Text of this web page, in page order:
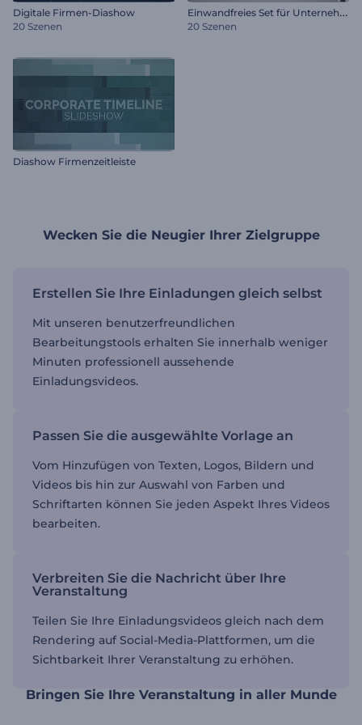
Digitale Firmen-Diashow
20 Szenen
E
inwandfreies Set für Unternehmen
20 Szenen
Diashow Firmenzeitleiste
Wecken Sie die Neugier Ihrer Zielgruppe
Erstellen Sie Ihre Einladungen gleich selbst
Mit unseren benutzerfreundlichen
Bearbeitungstools erhalten Sie innerhalb weniger
Minuten professionell aussehende
Einladungsvideos.
Passen Sie die ausgewählte Vorlage an
Vom Hinzufügen von Texten, Logos, Bildern und
Videos bis hin zur Auswahl von Farben und
Schriftarten können Sie jeden Aspekt Ihres Videos
bearbeiten.
Verbreiten Sie die Nachricht über Ihre
Veranstaltung
Teilen Sie Ihre Einladungsvideos gleich nach dem
Rendering auf Social-Media-Plattformen, um die
Sichtbarkeit Ihrer Veranstaltung zu erhöhen.
Bringen Sie Ihre Veranstaltung in aller Munde